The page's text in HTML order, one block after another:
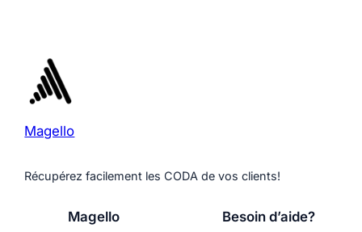
Magello
Récupérez facilement les CODA de vos clients!
Magello Besoin d’aide?